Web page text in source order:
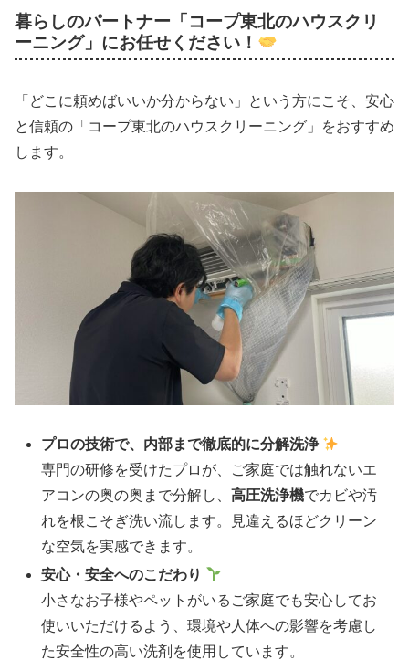
暮らしのパートナー「コープ東北のハウスクリ
ーニング」にお任せください！
「どこに頼めばいいか分からない」という方にこそ、安心
と信頼の「コープ東北のハウスクリーニング」をおすすめ
します。
プロの技術で、内部まで徹底的に分解洗浄
専門の研修を受けたプロが、ご家庭では触れないエ
アコンの奥の奥まで分解し、高圧洗浄機でカビや汚
れを根こそぎ洗い流します。見違えるほどクリーン
な空気を実感できます。
安心・安全へのこだわり
小さなお子様やペットがいるご家庭でも安心してお
使いいただけるよう、環境や人体への影響を考慮し
た安全性の高い洗剤を使用しています。